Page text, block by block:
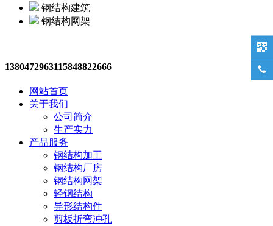
钢结构建筑
钢结构网架
1380472963115848822666
网站首页
关于我们
公司简介
生产实力
产品服务
钢结构加工
钢结构厂房
钢结构网架
轻钢结构
异形结构件
剪板折弯冲孔

